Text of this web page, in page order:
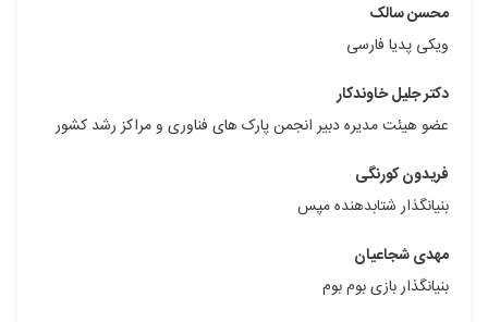
محسن سالک
ویکی پدیا فارسی
دکتر جلیل خاوندکار
عضو هیئت مدیره دبیر انجمن پارک های فناوری و مراکز رشد کشور
فریدون کورنگی
بنیانگذار شتابدهنده مپس
مهدی شجاعیان
بنیانگذار بازی بوم بوم